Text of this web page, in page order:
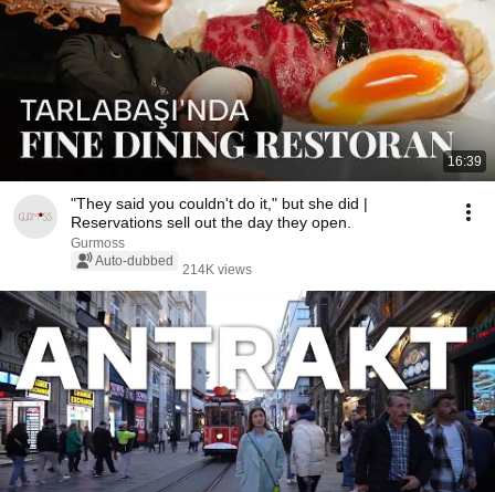
16:39
"They said you couldn't do it," but she did |
Reservations sell out the day they open.
Gurmoss
Auto-dubbed
214K views